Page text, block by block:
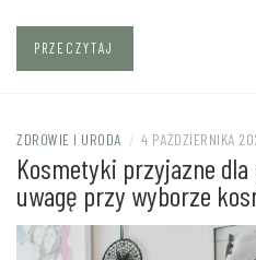
PRZECZYTAJ
ZDROWIE I URODA / 4 PAŹDZIERNIKA
Kosmetyki przyjazne
uwagę przy wyborze